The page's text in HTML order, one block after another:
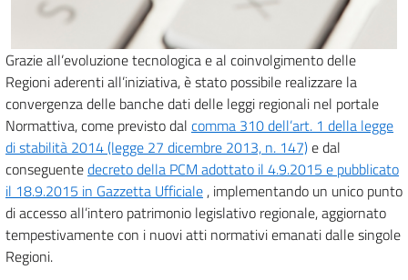
Grazie all’evoluzione tecnologica e al coinvolgimento delle
Regioni aderenti all’iniziativa, è stato possibile realizzare la
convergenza delle banche dati delle leggi regionali nel portale
Normattiva, come previsto dal comma 310 dell’art. 1 della legge
di stabilità 2014 (legge 27 dicembre 2013, n. 147)e dal
conseguentedecreto della PCM adottato il 4.9.2015 e pubblicato
il 18.9.2015 in Gazzetta Ufficiale , implementando un unico punto
di accesso all’intero patrimonio legislativo regionale, aggiornato
tempestivamente con i nuovi atti normativi emanati dalle singole
Regioni.